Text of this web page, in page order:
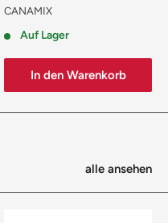
CANAMIX
Auf Lager
In den Warenkorb
alle ansehen